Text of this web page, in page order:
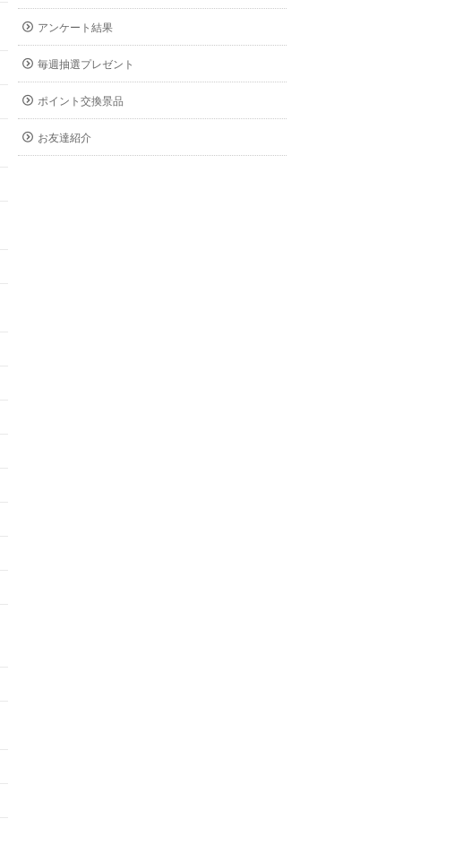
アンケート結果
毎週抽選プレゼント
ポイント交換景品
お友達紹介